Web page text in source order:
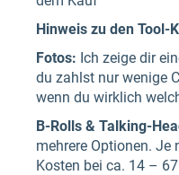
Hinweis zu den Tool-
Fotos: Ich zeige dir
du zahlst nur wenige
wenn du wirklich
B-Rolls & Talking-
mehrere Optionen. Je
Kosten bei ca. 14 –